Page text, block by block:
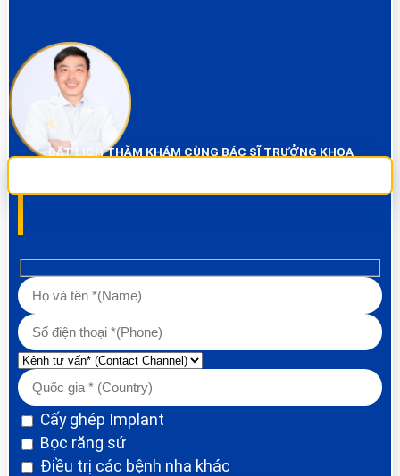
ĐẶT LỊCH THĂM KHÁM CÙNG BÁC SĨ TRƯỞNG KHOA
Cấy ghép Implant
Bọc răng sứ
Điều trị các bệnh nha khác